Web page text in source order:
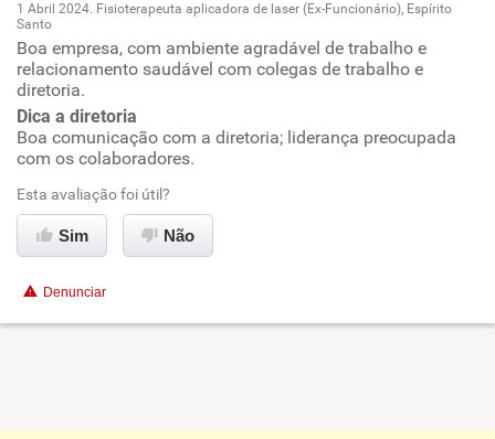
Oportunidade de promoção
Ambiente de trabalho
Conciliação com a vida familiar
Benefícios
Recomenda esta empresa
Recomenda a diretoria
1 Abril 2024. Fisioterapeuta aplicadora de laser (Ex-Funcionário), Espírito
Santo
Boa empresa, com ambiente agradável de trabalho e
relacionamento saudável com colegas de trabalho e
diretoria.
Dica a diretoria
Boa comunicação com a diretoria; liderança preocupada
com os colaboradores.
Esta avaliação foi útil?
Sim Não
Denunciar